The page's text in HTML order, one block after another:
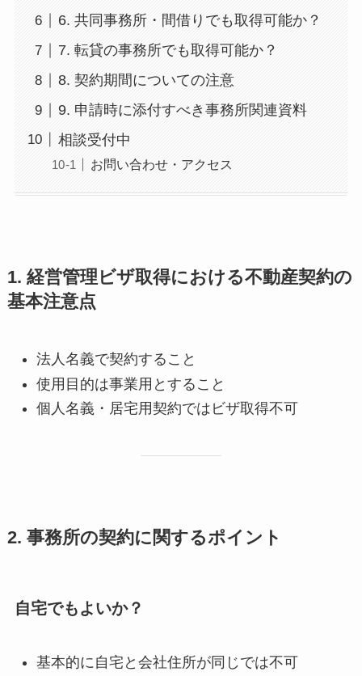
6. 共同事務所・間借りでも取得可能か？
7. 転貸の事務所でも取得可能か？
8. 契約期間についての注意
9. 申請時に添付すべき事務所関連資料
相談受付中
お問い合わせ・アクセス
1. 経営管理ビザ取得における不動産契約の
基本注意点
法人名義で契約すること
使用目的は事業用とすること
個人名義・居宅用契約ではビザ取得不可
2. 事務所の契約に関するポイント
自宅でもよいか？
基本的に自宅と会社住所が同じでは不可